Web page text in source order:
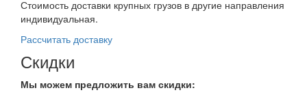
Стоимость доставки крупных грузов в другие направления
индивидуальная.
Рассчитать доставку
Скидки
Мы можем предложить вам скидки: